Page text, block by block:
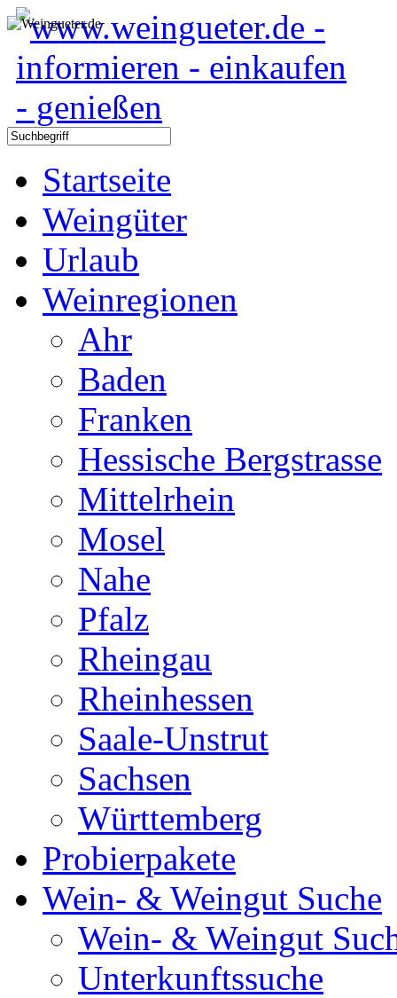
Startseite
Weingüter
Urlaub
Weinregionen
Ahr
Baden
Franken
Hessische Bergstrasse
Mittelrhein
Mosel
Nahe
Pfalz
Rheingau
Rheinhessen
Saale-Unstrut
Sachsen
Württemberg
Probierpakete
Wein- & Weingut Suche
Wein- & Weingut
Unterkunftssuche